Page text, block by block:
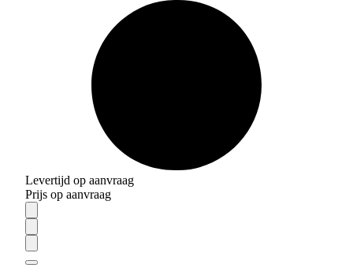
Levertijd op aanvraag
Prijs op aanvraag